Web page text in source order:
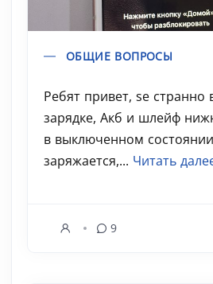
ОБЩИЕ ВОПРОСЫ
Ребят привет, se странно
зарядке, Акб и шлейф
в выключенном
заряжается,... Читать
9